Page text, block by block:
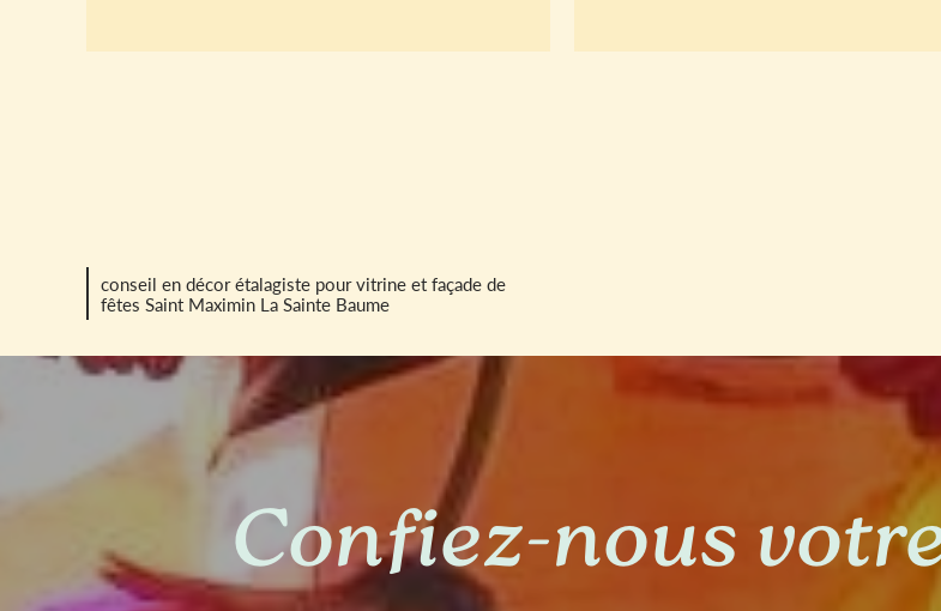
conseil en décor étalagiste pour vitrine et façade de
fêtes Saint Maximin La Sainte Baume
Confiez-nous